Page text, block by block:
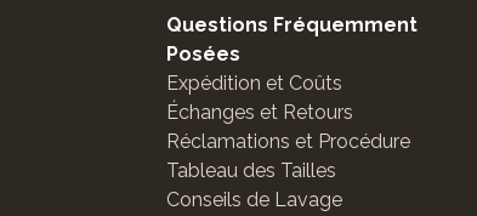
Questions Fréquemment
Posées
Expédition et Coûts
Échanges et Retours
Réclamations et Procédure
Tableau des Tailles
Conseils de Lavage